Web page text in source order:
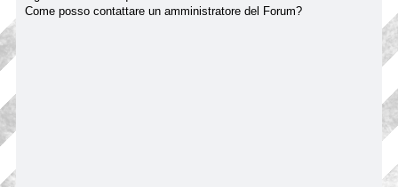
Come posso contattare un amministratore del Forum?